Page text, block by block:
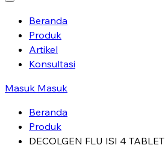
Beranda
Produk
Artikel
Konsultasi
Masuk Masuk
Beranda
Produk
DECOLGEN FLU ISI 4 TABLET